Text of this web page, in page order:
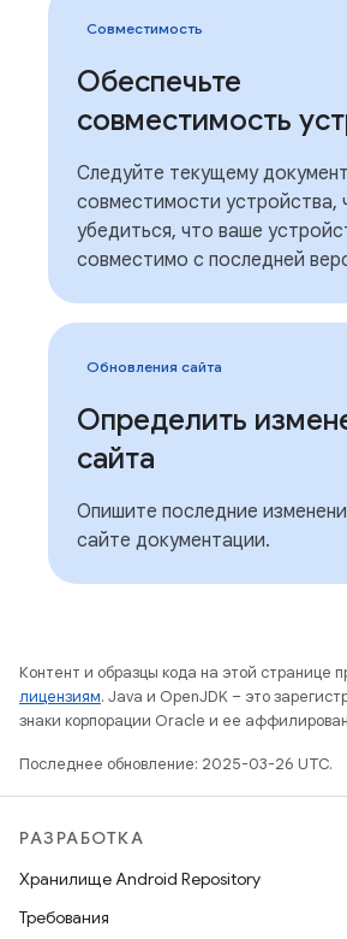
Совместимость
Обеспечьте
совместимость
Следуйте текущему
совместимости устройства,
убедиться, что ваше
совместимо с последней
Обновления сайта
Определить
сайта
Опишите последние
сайте документации.
Контент и образцы кода на этой странице
лицензиям. Java и OpenJDK – это
знаки корпорации Oracle и ее
Последнее обновление: 2025-03-26 UTC.
РАЗРАБОТКА
Хранилище Android Repository
Требования